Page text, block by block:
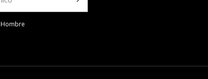
Hombre